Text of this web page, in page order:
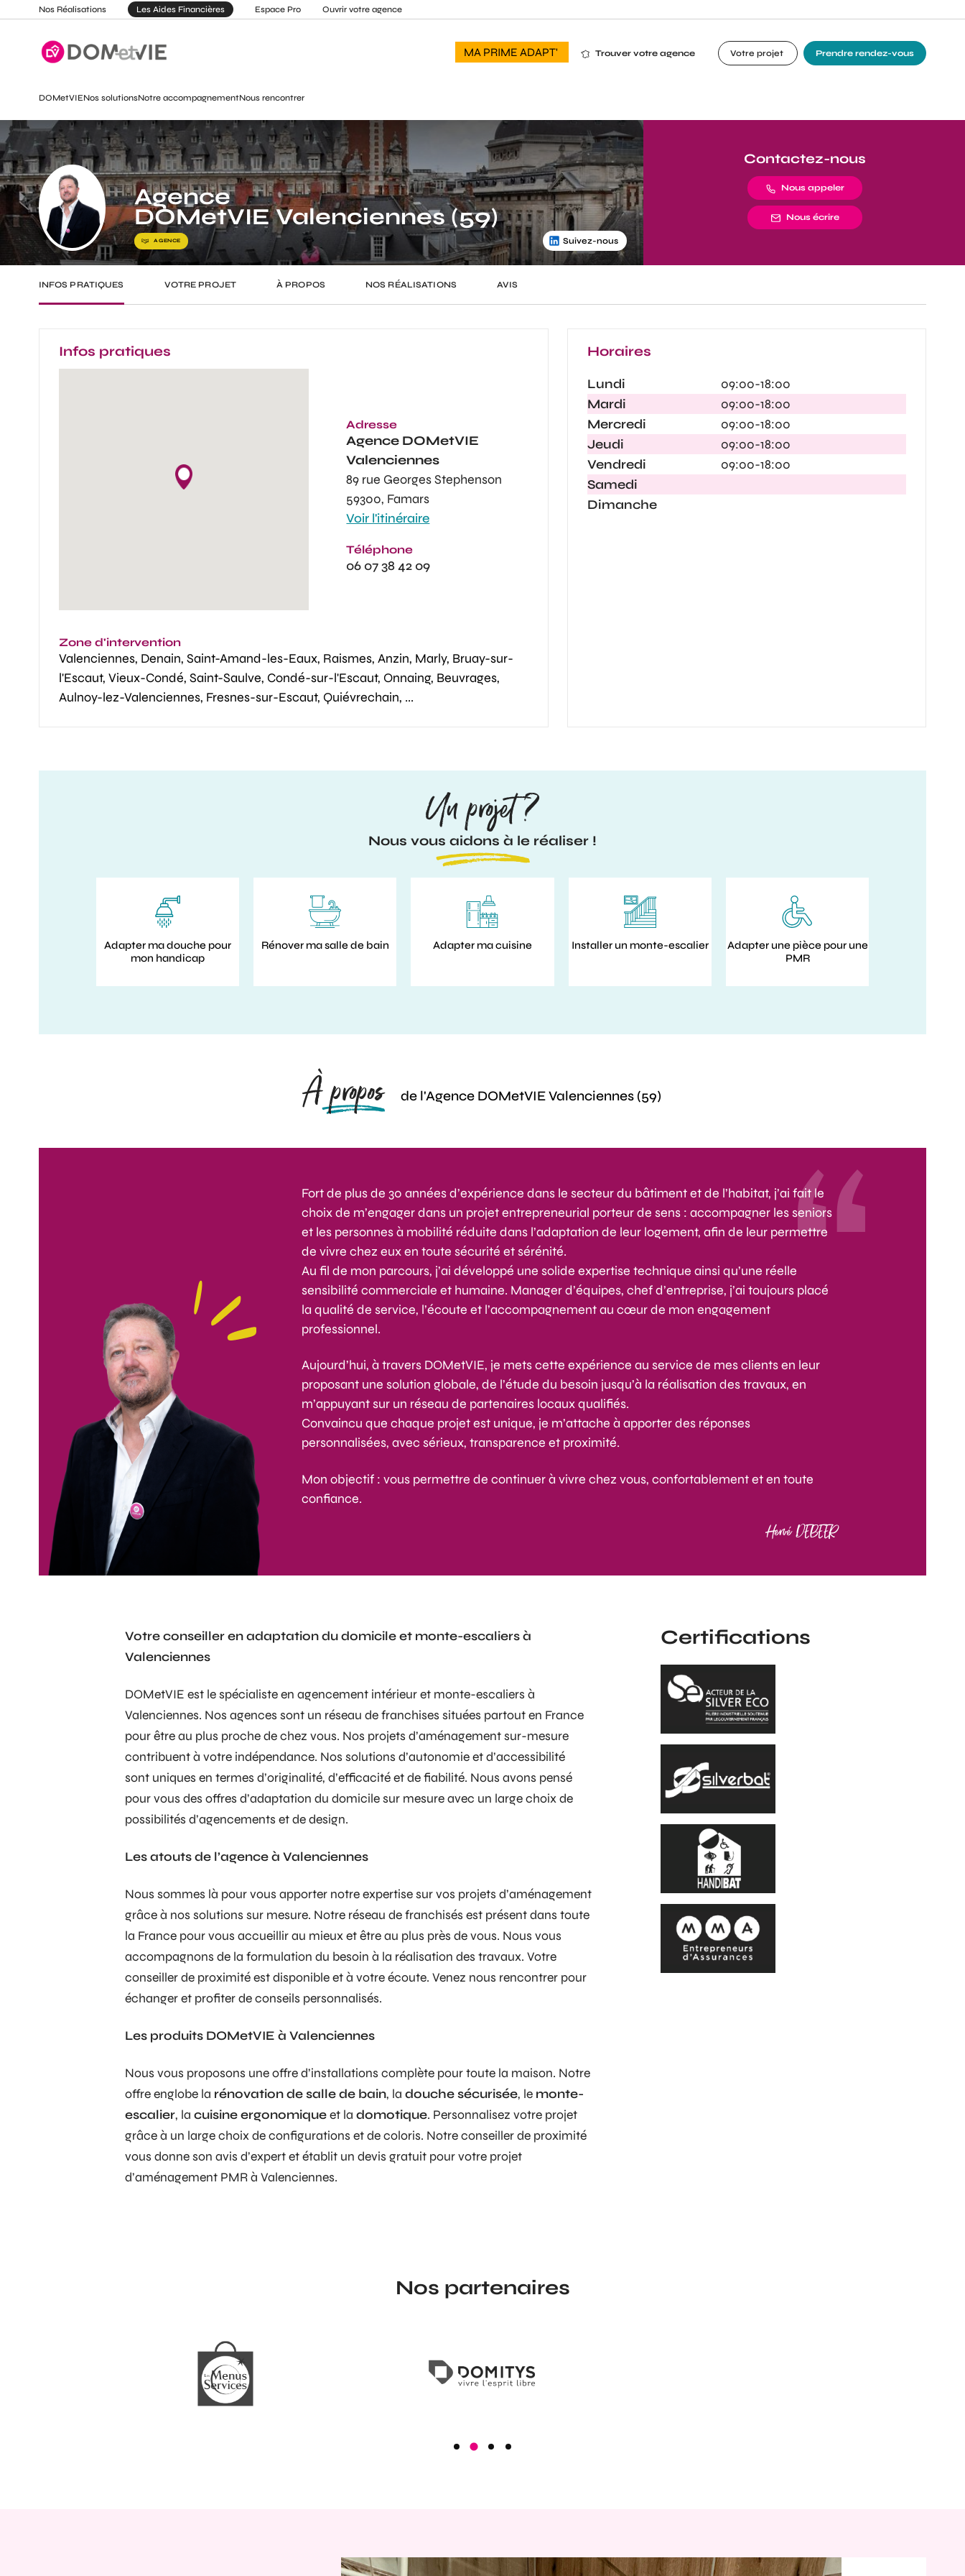
Nos Réalisations Les Aides Financières Espace Pro Ouvrir votre agence
MA PRIME ADAPT' Trouver votre agence Votre projet Prendre rendez-vous
DOMetVIENos solutionsNotre accompagnementNous rencontrer
Agence
DOMetVIE Valenciennes (59)
AGENCE Suivez-nous
Contactez-nous
Nous appeler
Nous écrire
INFOS PRATIQUES VOTRE PROJET À PROPOS NOS RÉALISATIONS AVIS
Infos pratiques
Adresse
Agence DOMetVIE
Valenciennes
89 rue Georges Stephenson
59300, Famars
Voir l'itinéraire
Téléphone
06 07 38 42 09
Zone d'intervention
Valenciennes, Denain, Saint-Amand-les-Eaux, Raismes, Anzin, Marly, Bruay-sur-
l'Escaut, Vieux-Condé, Saint-Saulve, Condé-sur-l'Escaut, Onnaing, Beuvrages,
Aulnoy-lez-Valenciennes, Fresnes-sur-Escaut, Quiévrechain, ...
Horaires
Lundi
09:00-18:00
Mardi
09:00-18:00
Mercredi
09:00-18:00
Jeudi
09:00-18:00
Vendredi
09:00-18:00
Samedi
Dimanche
Un projet ?
Nous vous aidons à le réaliser !
Adapter ma douche pour
mon handicap
Rénover ma salle de bain Adapter ma cuisine Installer un monte-escalier
Adapter une pièce pour une
PMR
À propos de l'Agence DOMetVIE Valenciennes (59)
Fort de plus de 30 années d’expérience dans le secteur du bâtiment et de l’habitat, j’ai fait le
choix de m’engager dans un projet entrepreneurial porteur de sens : accompagner les seniors
et les personnes à mobilité réduite dans l’adaptation de leur logement, afin de leur permettre
de vivre chez eux en toute sécurité et sérénité.
Au fil de mon parcours, j’ai développé une solide expertise technique ainsi qu’une réelle
sensibilité commerciale et humaine. Manager d’équipes, chef d’entreprise, j’ai toujours placé
la qualité de service, l’écoute et l’accompagnement au cœur de mon engagement
professionnel.
Aujourd’hui, à travers DOMetVIE, je mets cette expérience au service de mes clients en leur
proposant une solution globale, de l’étude du besoin jusqu’à la réalisation des travaux, en
m’appuyant sur un réseau de partenaires locaux qualifiés.
Convaincu que chaque projet est unique, je m’attache à apporter des réponses
personnalisées, avec sérieux, transparence et proximité.
Mon objectif : vous permettre de continuer à vivre chez vous, confortablement et en toute
confiance.
Hervé DEBEER
Votre conseiller en adaptation du domicile et monte-escaliers à
Valenciennes
DOMetVIE est le spécialiste en agencement intérieur et monte-escaliers à
Valenciennes. Nos agences sont un réseau de franchises situées partout en France
pour être au plus proche de chez vous. Nos projets d’aménagement sur-mesure
contribuent à votre indépendance. Nos solutions d’autonomie et d’accessibilité
sont uniques en termes d’originalité, d’efficacité et de fiabilité. Nous avons pensé
pour vous des offres d’adaptation du domicile sur mesure avec un large choix de
possibilités d’agencements et de design.
Les atouts de l’agence à Valenciennes
Nous sommes là pour vous apporter notre expertise sur vos projets d’aménagement
grâce à nos solutions sur mesure. Notre réseau de franchisés est présent dans toute
la France pour vous accueillir au mieux et être au plus près de vous. Nous vous
accompagnons de la formulation du besoin à la réalisation des travaux. Votre
conseiller de proximité est disponible et à votre écoute. Venez nous rencontrer pour
échanger et profiter de conseils personnalisés.
Les produits DOMetVIE à Valenciennes
Nous vous proposons une offre d’installations complète pour toute la maison. Notre
offre englobe la rénovation de salle de bain, la douche sécurisée, le monte-
escalier, la cuisine ergonomiqueet la domotique. Personnalisez votre projet
grâce à un large choix de configurations et de coloris. Notre conseiller de proximité
vous donne son avis d’expert et établit un devis gratuit pour votre projet
d’aménagement PMR à Valenciennes.
Certifications
Nos partenaires